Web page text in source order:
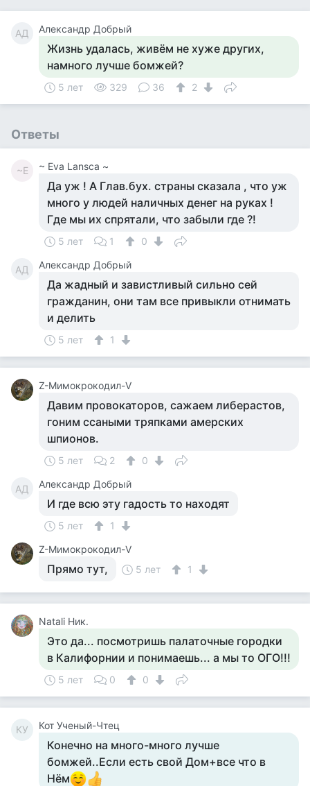
АД Александр Добрый
Жизнь удалась, живём не хуже других,
намного лучше бомжей?
5 лет 329 36 2
Ответы
~E ~ Eva Lansca ~
Да уж ! А Глав.бух. страны сказала , что уж
много у людей наличных денег на руках !
Где мы их спрятали, что забыли где ?!
5 лет 1 0
АД Александр Добрый
Да жадный и завистливый сильно сей
гражданин, они там все привыкли отнимать
и делить
5 лет 1
Z-Мимокрокодил-V
Давим провокаторов, сажаем либерастов,
гоним ссаными тряпками амерских
шпионов.
5 лет 2 0
АД Александр Добрый
И где всю эту гадость то находят
5 лет
1
Z-Мимокрокодил-V
Прямо тут, 5 лет 1
Natali Ник.
Это да... посмотришь палаточные городки
в Калифорнии и понимаешь... а мы то ОГО!!!
5 лет 0 0
КУ Кот Ученый-Чтец
Конечно на много-много лучше
бомжей..Если есть свой Дом+все что в
Нём